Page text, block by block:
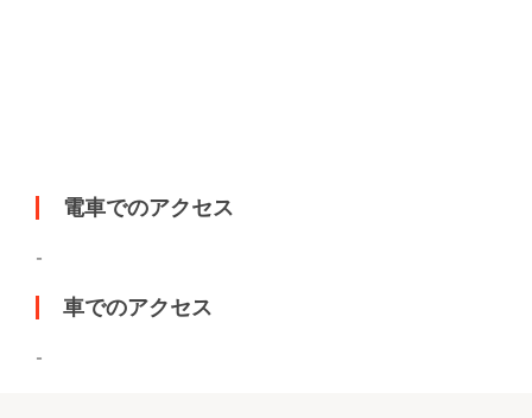
電車でのアクセス
-
車でのアクセス
-